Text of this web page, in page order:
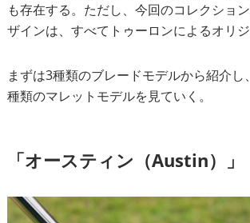
も存在する。ただし、今回のコレクショ
ザインは、すべてトゥーロンによるオリジ
まずは3種類のブレードモデルから紹介
種類のマレットモデルを見ていく。
「オースティン（Austin）」